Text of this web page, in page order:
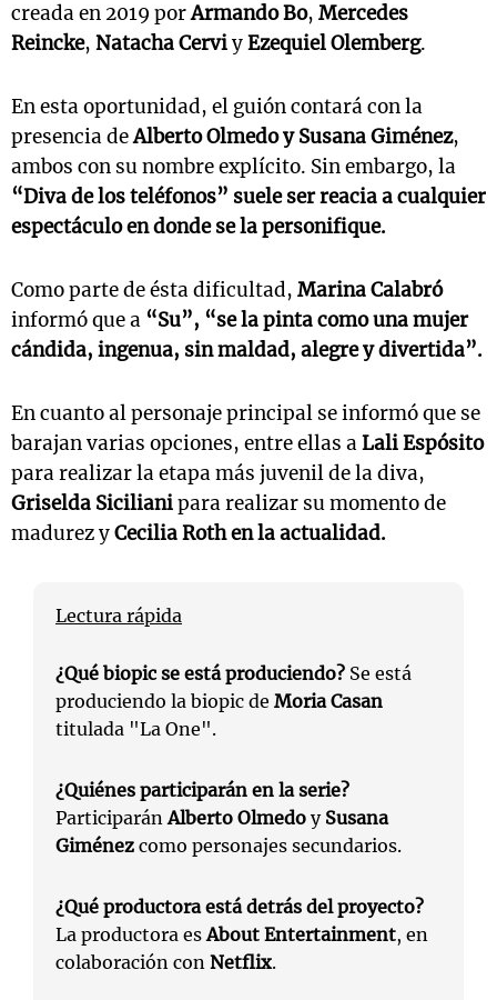
creada en 2019 porArmando Bo, Mercedes
Reincke, Natacha CerviyEzequiel Olemberg.
En esta oportunidad, el guión contará con la
presencia deAlberto Olmedo y Susana Giménez,
ambos con su nombre explícito. Sin embargo, la
“Diva de los teléfonos” suele ser reacia a cualquier
espectáculo en donde se la personifique.
Como parte de ésta dificultad, Marina Calabró
informó que a “Su”, “se la pinta como una mujer
cándida, ingenua, sin maldad, alegre y divertida”.
En cuanto al personaje principal se informó que se
barajan varias opciones, entre ellas aLali Espósito
para realizar la etapa más juvenil de la diva,
Griselda Sicilianipara realizar su momento de
madurez yCecilia Roth en la actualidad.
Lectura rápida
¿Qué biopic se está produciendo? Se está
produciendo la biopic de Moria Casan
titulada "La One".
¿Quiénes participarán en la serie?
ParticiparánAlberto Olmedo y Susana
Giménez como personajes secundarios.
¿Qué productora está detrás del proyecto?
La productora esAbout Entertainment, en
colaboración con Netflix.